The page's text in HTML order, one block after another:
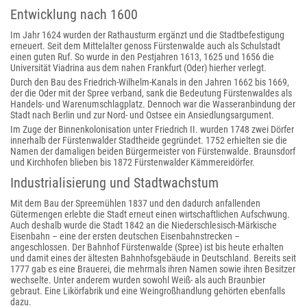
Entwicklung nach 1600
Im Jahr 1624 wurden der Rathausturm ergänzt und die Stadtbefestigung
erneuert. Seit dem Mittelalter genoss Fürstenwalde auch als Schulstadt
einen guten Ruf. So wurde in den Pestjahren 1613, 1625 und 1656 die
Universität Viadrina aus dem nahen Frankfurt (Oder) hierher verlegt.
Durch den Bau des Friedrich-Wilhelm-Kanals in den Jahren 1662 bis 1669,
der die Oder mit der Spree verband, sank die Bedeutung Fürstenwaldes als
Handels- und Warenumschlagplatz. Dennoch war die Wasseranbindung der
Stadt nach Berlin und zur Nord- und Ostsee ein Ansiedlungsargument.
Im Zuge der Binnenkolonisation unter Friedrich II. wurden 1748 zwei Dörfer
innerhalb der Fürstenwalder Stadtheide gegründet. 1752 erhielten sie die
Namen der damaligen beiden Bürgermeister von Fürstenwalde. Braunsdorf
und Kirchhofen blieben bis 1872 Fürstenwalder Kämmereidörfer.
Industrialisierung und Stadtwachstum
Mit dem Bau der Spreemühlen 1837 und den dadurch anfallenden
Gütermengen erlebte die Stadt erneut einen wirtschaftlichen Aufschwung.
Auch deshalb wurde die Stadt 1842 an die Niederschlesisch-Märkische
Eisenbahn – eine der ersten deutschen Eisenbahnstrecken –
angeschlossen. Der Bahnhof Fürstenwalde (Spree) ist bis heute erhalten
und damit eines der ältesten Bahnhofsgebäude in Deutschland. Bereits seit
1777 gab es eine Brauerei, die mehrmals ihren Namen sowie ihren Besitzer
wechselte. Unter anderem wurden sowohl Weiß- als auch Braunbier
gebraut. Eine Likörfabrik und eine Weingroßhandlung gehörten ebenfalls
dazu.